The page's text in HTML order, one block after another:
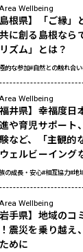
Area Wellbeing
島根県】「ご縁
に創る島根なら
ズム」とは？
的な参加#自然との触れ合い
Wellbeing
福井県】幸福度
や育児サポート
など、「主観的
ェルビーイング
の成長・安心#相互協力#地
Wellbeing
岩手県】地域の
震災を乗り越え
めに